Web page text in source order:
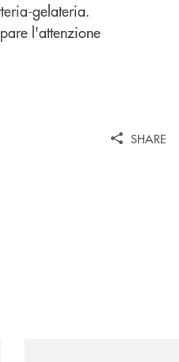
gelateria.
l'attenzione
SHARE